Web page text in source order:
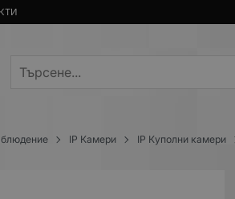
IP Камери IP Куполни камери